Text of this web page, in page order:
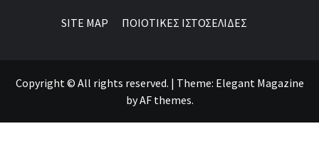
SITE MAP ΠΟΙΟΤΙΚΕΣ ΙΣΤΟΣΕΛΙΔΕΣ
Copyright © All rights reserved. | Theme: Elegant Magazine
byAF themes.